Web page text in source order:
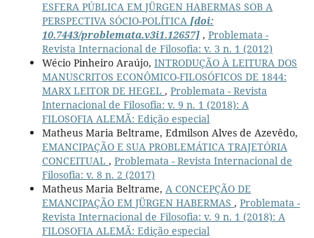
ESFERA PÚBLICA EM JÜRGEN HABERMAS SOB A
PERSPECTIVA SÓCIO-POLÍTICA [doi:
10.7443/problemata.v3i1.12657], Problemata -
Revista Internacional de Filosofia: v. 3 n. 1 (2012)
Wécio Pinheiro Araújo, INTRODUÇÃO À LEITURA DOS
MANUSCRITOS ECONÔMICO-FILOSÓFICOS DE 1844:
MARX LEITOR DE HEGEL , Problemata - Revista
Internacional de Filosofia: v. 9 n. 1 (2018): A
FILOSOFIA ALEMÃ: Edição especial
Matheus Maria Beltrame, Edmilson Alves de Azevêdo,
EMANCIPAÇÃO E SUA PROBLEMÁTICA TRAJETÓRIA
CONCEITUAL , Problemata - Revista Internacional de
Filosofia: v. 8 n. 2 (2017)
Matheus Maria Beltrame, A CONCEPÇÃO DE
EMANCIPAÇÃO EM JÜRGEN HABERMAS , Problemata -
Revista Internacional de Filosofia: v. 9 n. 1 (2018): A
FILOSOFIA ALEMÃ: Edição especial